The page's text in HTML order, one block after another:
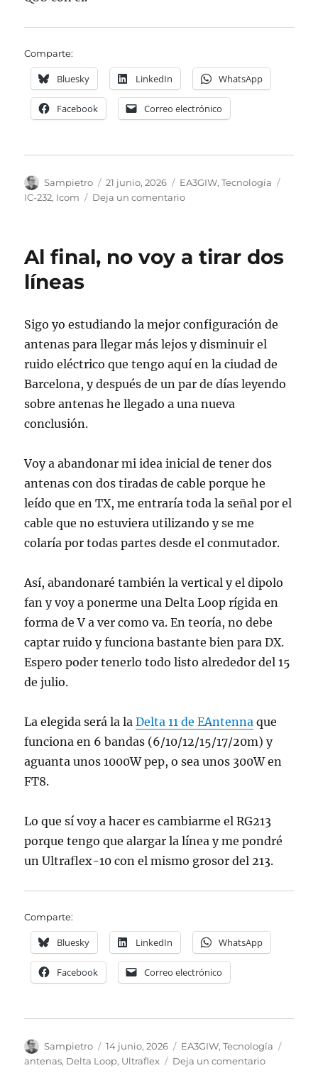
Comparte:
Bluesky LinkedIn WhatsApp
Facebook Correo electrónico
Autor
Sampietro
Publicado
el
21 junio, 2026 Categorías
EA3GIW,Tecnología
IC-232, Icom Deja un comentarioen
Al final, no voy a tirar dos
líneas
Sigo yo estudiando la mejor configuración de
antenas para llegar más lejos y disminuir el
ruido eléctrico que tengo aquí en la ciudad de
Barcelona, y después de un par de días leyendo
sobre antenas he llegado a una nueva
conclusión.
Voy a abandonar mi idea inicial de tener dos
antenas con dos tiradas de cable porque he
leído que en TX, me entraría toda la señal por el
cable que no estuviera utilizando y se me
colaría por todas partes desde el conmutador.
Así, abandonaré también la vertical y el dipolo
fan y voy a ponerme una Delta Loop rígida en
forma de V a ver como va. En teoría, no debe
captar ruido y funciona bastante bien para DX.
Espero poder tenerlo todo listo alrededor del 15
de julio.
La elegida será la laDelta 11 de EAntenna que
funciona en 6 bandas (6/10/12/15/17/20m) y
aguanta unos 1000W pep, o sea unos 300W en
FT8.
Lo que sí voy a hacer es cambiarme el RG213
porque tengo que alargar la línea y me pondré
un Ultraflex-10 con el mismo grosor del 213.
Comparte:
Bluesky LinkedIn WhatsApp
Facebook Correo electrónico
Autor
Sampietro
Publicado
el
14 junio, 2026 Categorías
EA3GIW,Tecnología
antenas, Delta Loop, Ultraflex Deja un comentarioen